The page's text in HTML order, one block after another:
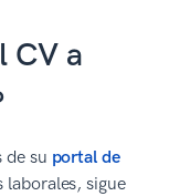
CV a
de su portal de
laborales, sigue